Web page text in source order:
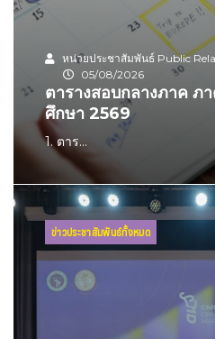
หน่วยประชาสัมพันธ์ Public
05/08/2026
ตารางสอบกลางภาค ภ
ศึกษา 2569
1. ตาร...
ข่าวประชาสัมพันธ์ทั้งหมด